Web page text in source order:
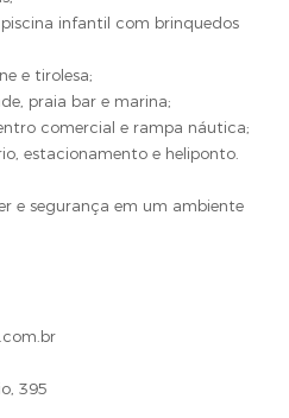
infantil com brinquedos
e tirolesa;
praia bar e marina;
comercial e rampa náutica;
estacionamento e heliponto.
e segurança em um ambiente
395